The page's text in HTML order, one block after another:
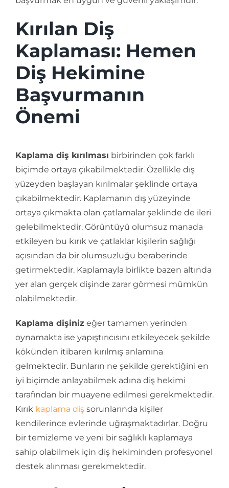
Kırılan Diş
Kaplaması: Hemen
Diş Hekimine
Başvurmanın
Önemi
Kaplama diş kırılması birbirinden çok farklı
biçimde ortaya çıkabilmektedir. Özellikle dış
yüzeyden başlayan kırılmalar şeklinde ortaya
çıkabilmektedir. Kaplamanın dış yüzeyinde
ortaya çıkmakta olan çatlamalar şeklinde de ileri
gelebilmektedir. Görüntüyü olumsuz manada
etkileyen bu kırık ve çatlaklar kişilerin sağlığı
açısından da bir olumsuzluğu beraberinde
getirmektedir. Kaplamayla birlikte bazen altında
yer alan gerçek dişinde zarar görmesi mümkün
olabilmektedir.
Kaplama dişinizeğer tamamen yerinden
oynamakta ise yapıştırıcısını etkileyecek şekilde
kökünden itibaren kırılmış anlamına
gelmektedir. Bunların ne şekilde gerektiğini en
iyi biçimde anlayabilmek adına diş hekimi
tarafından bir muayene edilmesi gerekmektedir.
Kırık kaplama dişsorunlarında kişiler
kendilerince evlerinde uğraşmaktadırlar. Doğru
bir temizleme ve yeni bir sağlıklı kaplamaya
sahip olabilmek için diş hekiminden profesyonel
destek alınması gerekmektedir.